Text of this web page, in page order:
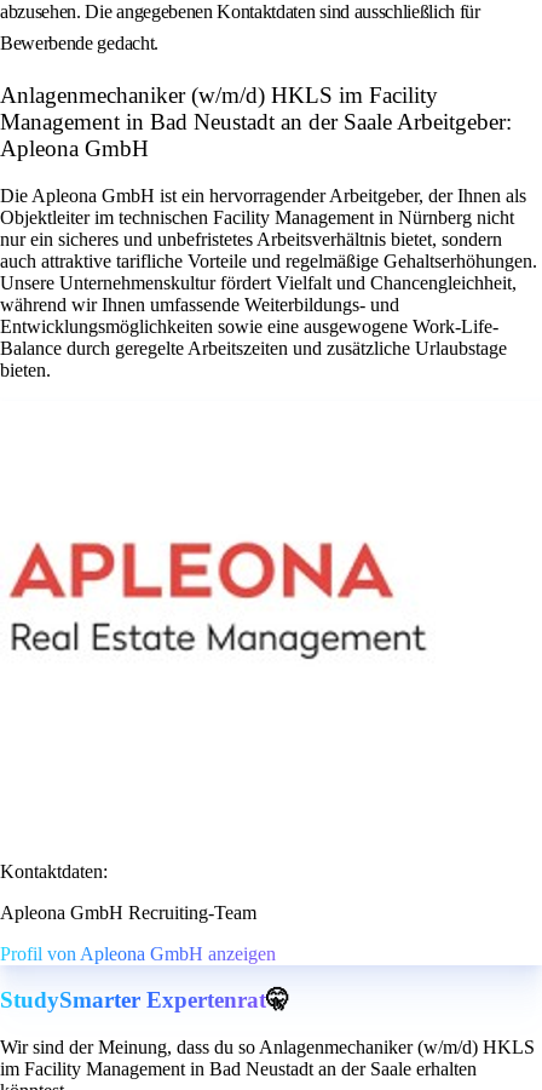
abzusehen. Die angegebenen Kontaktdaten sind ausschließlich für
Bewerbende gedacht.
Anlagenmechaniker (w/m/d) HKLS im Facility
Management in Bad Neustadt an der Saale Arbeitgeber:
Apleona GmbH
Die Apleona GmbH ist ein hervorragender Arbeitgeber, der Ihnen als
Objektleiter im technischen Facility Management in Nürnberg nicht
nur ein sicheres und unbefristetes Arbeitsverhältnis bietet, sondern
auch attraktive tarifliche Vorteile und regelmäßige Gehaltserhöhungen.
Unsere Unternehmenskultur fördert Vielfalt und Chancengleichheit,
während wir Ihnen umfassende Weiterbildungs- und
Entwicklungsmöglichkeiten sowie eine ausgewogene Work-Life-
Balance durch geregelte Arbeitszeiten und zusätzliche Urlaubstage
bieten.
Kontaktdaten:
Apleona GmbH Recruiting-Team
Profil von Apleona GmbH anzeigen
StudySmarter Expertenrat🤫
Wir sind der Meinung, dass du so Anlagenmechaniker (w/m/d) HKLS
im Facility Management in Bad Neustadt an der Saale erhalten